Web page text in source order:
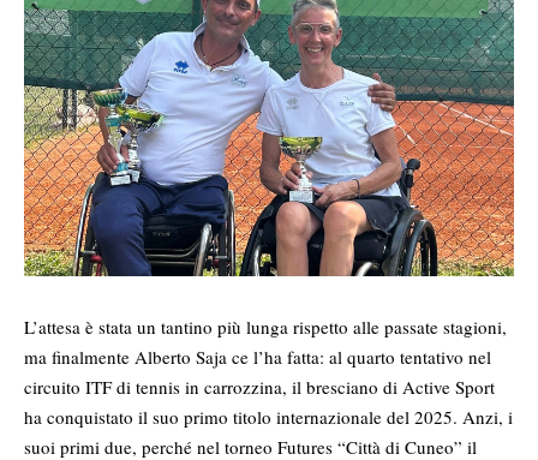
L’attesa è stata un tantino più lunga rispetto alle passate stagioni,
ma finalmente Alberto Saja ce l’ha fatta: al quarto tentativo nel
circuito ITF di tennis in carrozzina, il bresciano di Active Sport
ha conquistato il suo primo titolo internazionale del 2025. Anzi, i
suoi primi due, perché nel torneo Futures “Città di Cuneo” il